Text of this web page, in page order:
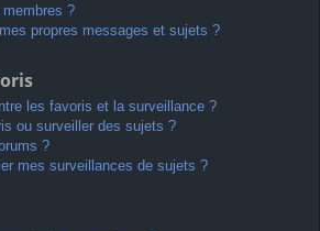
?
propres messages et sujets ?
les favoris et la surveillance ?
ou surveiller des sujets ?
?
mes surveillances de sujets ?